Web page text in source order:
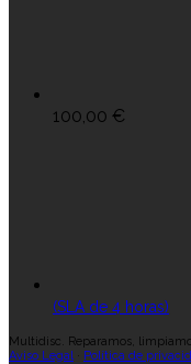
100,00 €
(SLA de 4 horas)
Multidisc. Reparamos,
Aviso Legal· Política de